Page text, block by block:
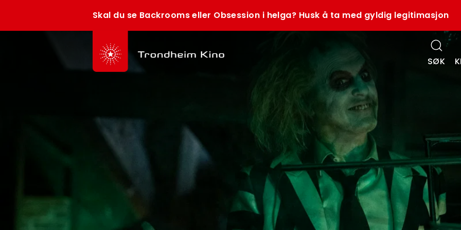
Skal du se Backrooms eller Obsession i helga? Husk å ta med gyldig legitimasjon
SØK